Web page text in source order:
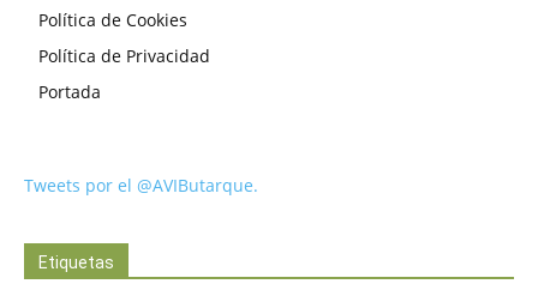
Política de Cookies
Política de Privacidad
Portada
Tweets por el @AVIButarque.
Etiquetas